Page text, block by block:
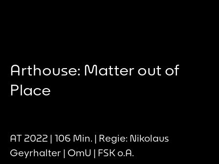
Arthouse: Matter out of
Place
AT 2022 | 106 Min. | Regie: Nikolaus
Geyrhalter | OmU | FSK o.A.